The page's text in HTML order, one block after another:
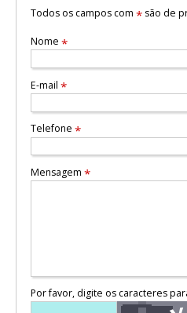
Todos os campos com *são de
Nome *
E-mail *
Telefone *
Mensagem *
Por favor, digite os caracteres